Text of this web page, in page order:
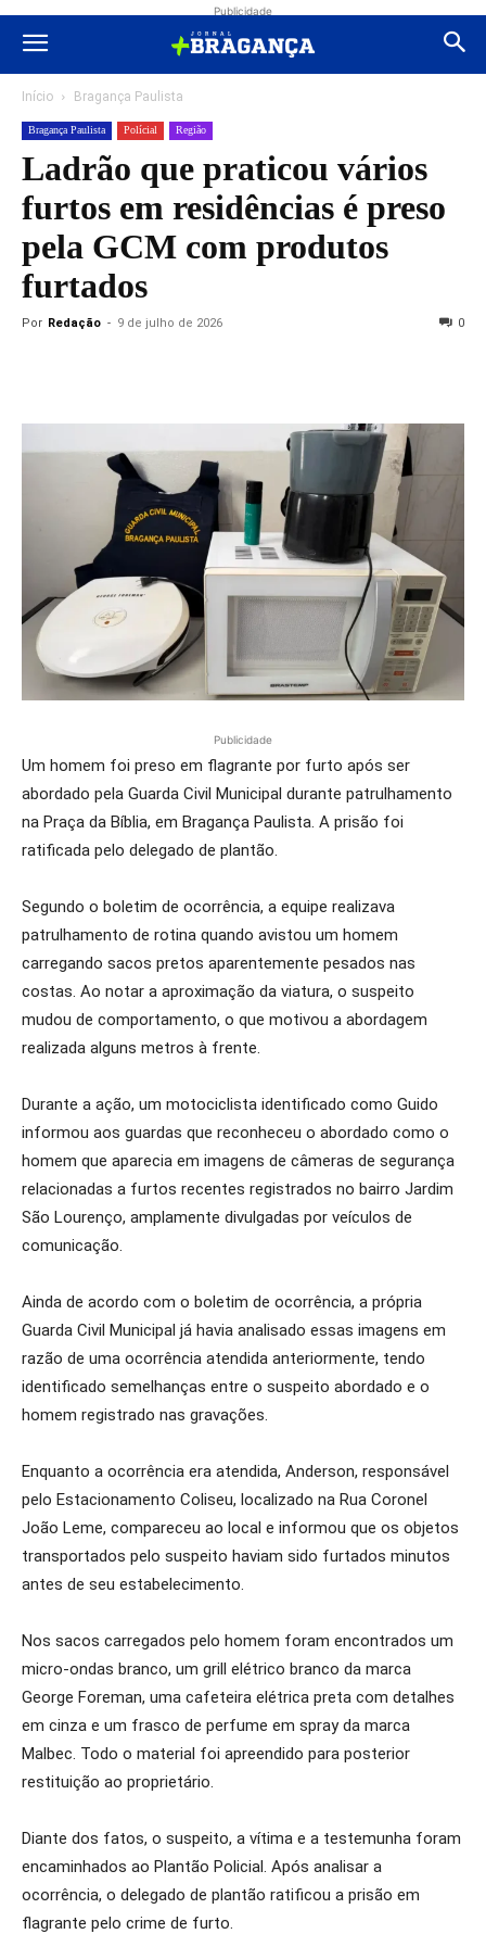
Publicidade
Início Bragança Paulista
Bragança Paulista Polícial Região
Ladrão que praticou vários
furtos em residências é preso
pela GCM com produtos
furtados
Por Redação - 9 de julho de 2026 0
Publicidade
Um homem foi preso em flagrante por furto após ser
abordado pela Guarda Civil Municipal durante patrulhamento
na Praça da Bíblia, em Bragança Paulista. A prisão foi
ratificada pelo delegado de plantão.
Segundo o boletim de ocorrência, a equipe realizava
patrulhamento de rotina quando avistou um homem
carregando sacos pretos aparentemente pesados nas
costas. Ao notar a aproximação da viatura, o suspeito
mudou de comportamento, o que motivou a abordagem
realizada alguns metros à frente.
Durante a ação, um motociclista identificado como Guido
informou aos guardas que reconheceu o abordado como o
homem que aparecia em imagens de câmeras de segurança
relacionadas a furtos recentes registrados no bairro Jardim
São Lourenço, amplamente divulgadas por veículos de
comunicação.
Ainda de acordo com o boletim de ocorrência, a própria
Guarda Civil Municipal já havia analisado essas imagens em
razão de uma ocorrência atendida anteriormente, tendo
identificado semelhanças entre o suspeito abordado e o
homem registrado nas gravações.
Enquanto a ocorrência era atendida, Anderson, responsável
pelo Estacionamento Coliseu, localizado na Rua Coronel
João Leme, compareceu ao local e informou que os objetos
transportados pelo suspeito haviam sido furtados minutos
antes de seu estabelecimento.
Nos sacos carregados pelo homem foram encontrados um
micro-ondas branco, um grill elétrico branco da marca
George Foreman, uma cafeteira elétrica preta com detalhes
em cinza e um frasco de perfume em spray da marca
Malbec. Todo o material foi apreendido para posterior
restituição ao proprietário.
Diante dos fatos, o suspeito, a vítima e a testemunha foram
encaminhados ao Plantão Policial. Após analisar a
ocorrência, o delegado de plantão ratificou a prisão em
flagrante pelo crime de furto.